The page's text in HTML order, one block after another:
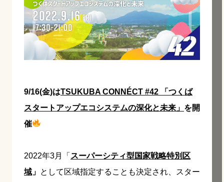
9/16(金)はTSUKUBA CONNÉCT #42 「つくば
スタートアップエコシステムの深化と未来」 を開
催
2022年3月「 スーパーシティ型国家戦略特別区
域 」 として区域指定することも決定され、スター